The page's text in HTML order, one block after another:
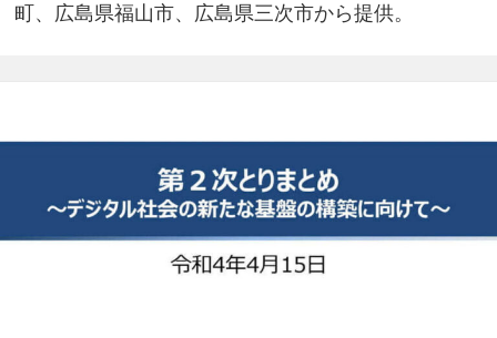
町、広島県福山市、広島県三次市から提供。